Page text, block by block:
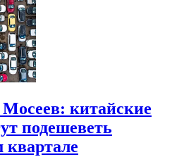
Мосеев: китайские
подешеветь
квартале